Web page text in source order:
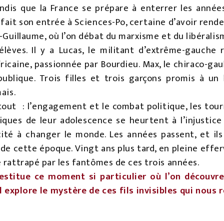
que la France se prépare à enterrer les
son entrée à Sciences-Po, certaine d’avoir
où l’on débat du marxisme et du
Il y a Lucas, le militant d’extrême-
passionnée par Bourdieu. Max, le chiraco-
Trois filles et trois garçons promis à
: l’engagement et le combat politique, les
de leur adolescence se heurtent à
à changer le monde. Les années passent, et
cette époque. Vingt ans plus tard, en pleine
par les fantômes de ces trois années.
ce moment si particulier où l’on
le mystère de ces fils invisibles qui nous